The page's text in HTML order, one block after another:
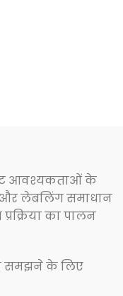
आवश्यकताओं के
लेबलिंग समाधान
का पालन
समझने के लिए